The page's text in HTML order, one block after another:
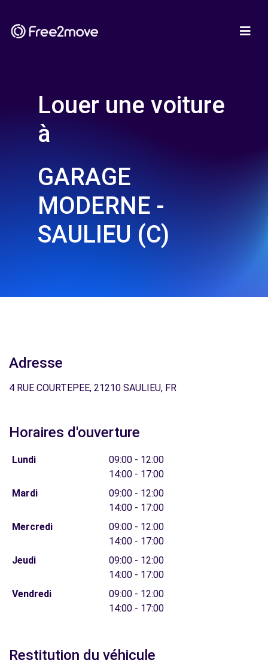
Louer une voiture
à
GARAGE
MODERNE -
SAULIEU (C)
Adresse
4 RUE COURTEPEE, 21210 SAULIEU, FR
Horaires d'ouverture
Lundi
09:00 - 12:00
14:00 - 17:00
Mardi
09:00 - 12:00
14:00 - 17:00
Mercredi
09:00 - 12:00
14:00 - 17:00
Jeudi
09:00 - 12:00
14:00 - 17:00
Vendredi
09:00 - 12:00
14:00 - 17:00
Restitution du véhicule